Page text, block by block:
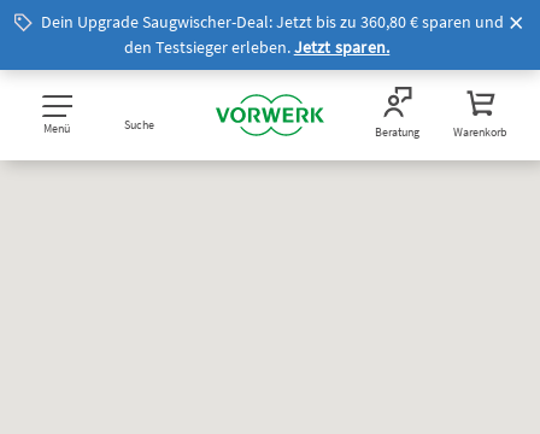
Dein Upgrade Saugwischer-Deal: Jetzt bis zu 360,80 € sparen und
den Testsieger erleben.Jetzt sparen.
Menü Suche Beratung Warenkorb